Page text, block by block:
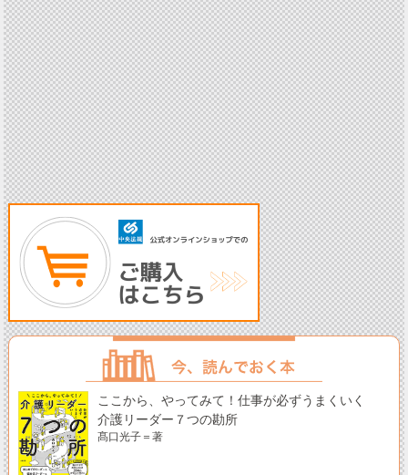
ここから、やってみて！仕事が必ずうまくいく
介護リーダー７つの勘所
髙口光子＝著